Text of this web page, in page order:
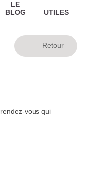
LE
BLOG
UTILES
vous qui